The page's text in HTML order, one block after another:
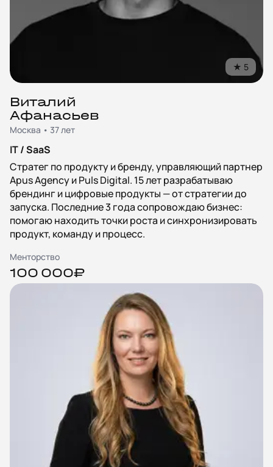
★ 5
Виталий
Афанасьев
Москва • 37 лет
IT / SaaS
Стратег по продукту и бренду, управляющий партнер
Apus Agency и Puls Digital. 15 лет разрабатываю
брендинг и цифровые продукты — от стратегии до
запуска. Последние 3 года сопровождаю бизнес:
помогаю находить точки роста и синхронизировать
продукт, команду и процесс.
Менторство
100 000₽